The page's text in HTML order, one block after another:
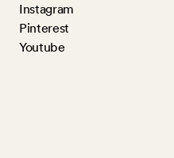
Instagram
Pinterest
Youtube